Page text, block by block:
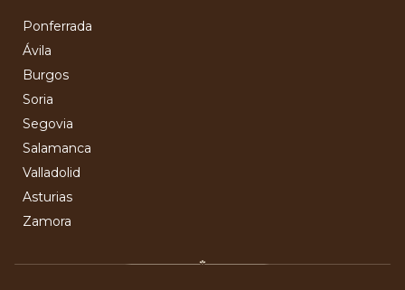
Ponferrada
Ávila
Burgos
Soria
Segovia
Salamanca
Valladolid
Asturias
Zamora